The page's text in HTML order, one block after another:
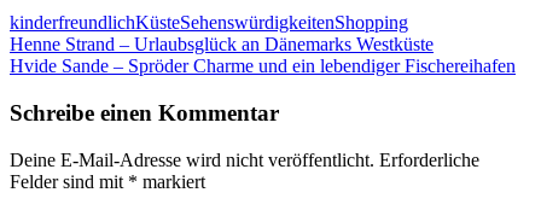
kinderfreundlichKüsteSehenswürdigkeitenShopping
Beitragsnavigation
Henne Strand – Urlaubsglück an Dänemarks Westküste
Hvide Sande – Spröder Charme und ein lebendiger Fischereihafen
Schreibe einen Kommentar
Deine E-Mail-Adresse wird nicht veröffentlicht. Erforderliche
Felder sind mit * markiert